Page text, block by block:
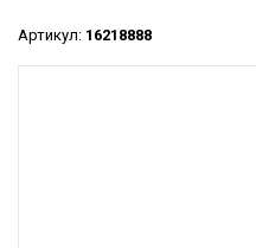
Артикул: 16218888